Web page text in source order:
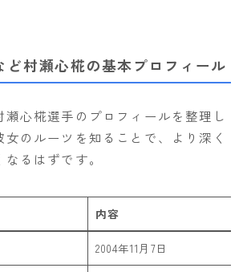
ど村瀬心椛の基本プロフィール
瀬心椛選手のプロフィールを整理し
のルーツを知ることで、より深く
るはずです。
内容
2004年11月7日